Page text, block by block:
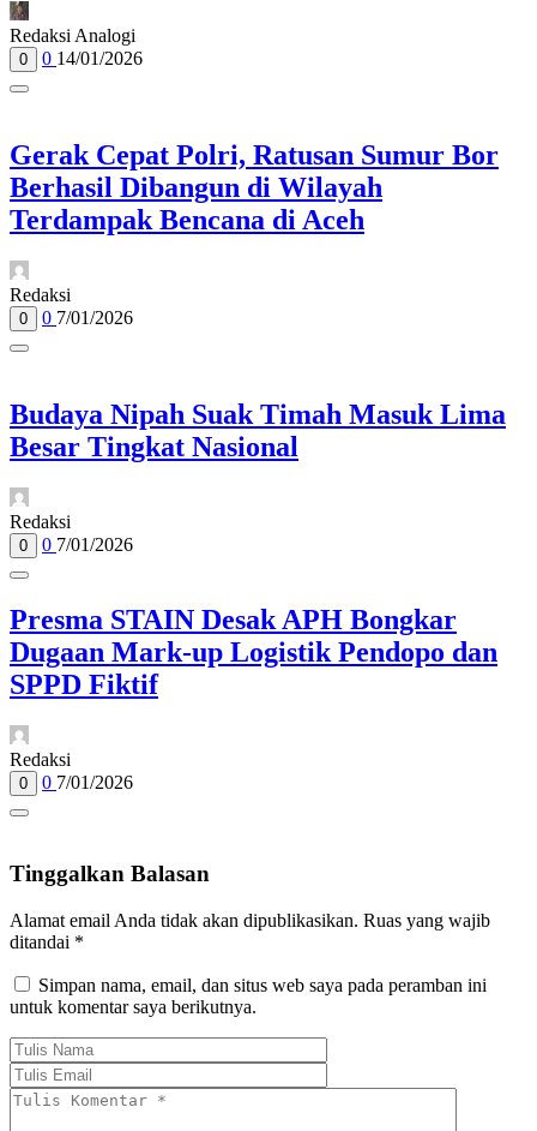
Redaksi Analogi
0 0 14/01/2026
Gerak Cepat Polri, Ratusan Sumur Bor
Berhasil Dibangun di Wilayah
Terdampak Bencana di Aceh
Redaksi
0 0 7/01/2026
Budaya Nipah Suak Timah Masuk Lima
Besar Tingkat Nasional
Redaksi
0 0 7/01/2026
Presma STAIN Desak APH Bongkar
Dugaan Mark-up Logistik Pendopo dan
SPPD Fiktif
Redaksi
0 0 7/01/2026
Tinggalkan Balasan
Alamat email Anda tidak akan dipublikasikan. Ruas yang wajib
ditandai *
Simpan nama, email, dan situs web saya pada peramban ini
untuk komentar saya berikutnya.